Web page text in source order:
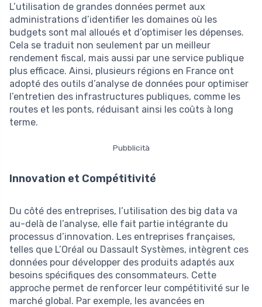
L’utilisation de grandes données permet aux
administrations d’identifier les domaines où les
budgets sont mal alloués et d’optimiser les dépenses.
Cela se traduit non seulement par un meilleur
rendement fiscal, mais aussi par une service publique
plus efficace. Ainsi, plusieurs régions en France ont
adopté des outils d’analyse de données pour optimiser
l’entretien des infrastructures publiques, comme les
routes et les ponts, réduisant ainsi les coûts à long
terme.
Pubblicità
Innovation et Compétitivité
Du côté des entreprises, l’utilisation des big data va
au-delà de l’analyse, elle fait partie intégrante du
processus d’innovation. Les entreprises françaises,
telles que L’Oréal ou Dassault Systèmes, intègrent ces
données pour développer des produits adaptés aux
besoins spécifiques des consommateurs. Cette
approche permet de renforcer leur compétitivité sur le
marché global. Par exemple, les avancées en